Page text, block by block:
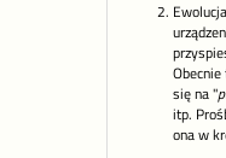
się na "
itp.
ona w